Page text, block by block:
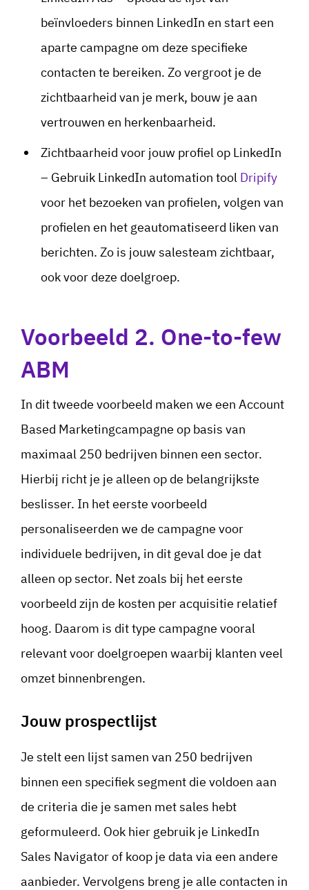
beïnvloeders binnen LinkedIn en start een
aparte campagne om deze specifieke
contacten te bereiken. Zo vergroot je de
zichtbaarheid van je merk, bouw je aan
vertrouwen en herkenbaarheid.
Zichtbaarheid voor jouw profiel op LinkedIn
– Gebruik LinkedIn automation tool Dripify
voor het bezoeken van profielen, volgen van
profielen en het geautomatiseerd liken van
berichten. Zo is jouw salesteam zichtbaar,
ook voor deze doelgroep.
Voorbeeld 2. One-to-few
ABM
In dit tweede voorbeeld maken we een Account
Based Marketingcampagne op basis van
maximaal 250 bedrijven binnen een sector.
Hierbij richt je je alleen op de belangrijkste
beslisser. In het eerste voorbeeld
personaliseerden we de campagne voor
individuele bedrijven, in dit geval doe je dat
alleen op sector. Net zoals bij het eerste
voorbeeld zijn de kosten per acquisitie relatief
hoog. Daarom is dit type campagne vooral
relevant voor doelgroepen waarbij klanten veel
omzet binnenbrengen.
Jouw prospectlijst
Je stelt een lijst samen van 250 bedrijven
binnen een specifiek segment die voldoen aan
de criteria die je samen met sales hebt
geformuleerd. Ook hier gebruik je LinkedIn
Sales Navigator of koop je data via een andere
aanbieder. Vervolgens breng je alle contacten in